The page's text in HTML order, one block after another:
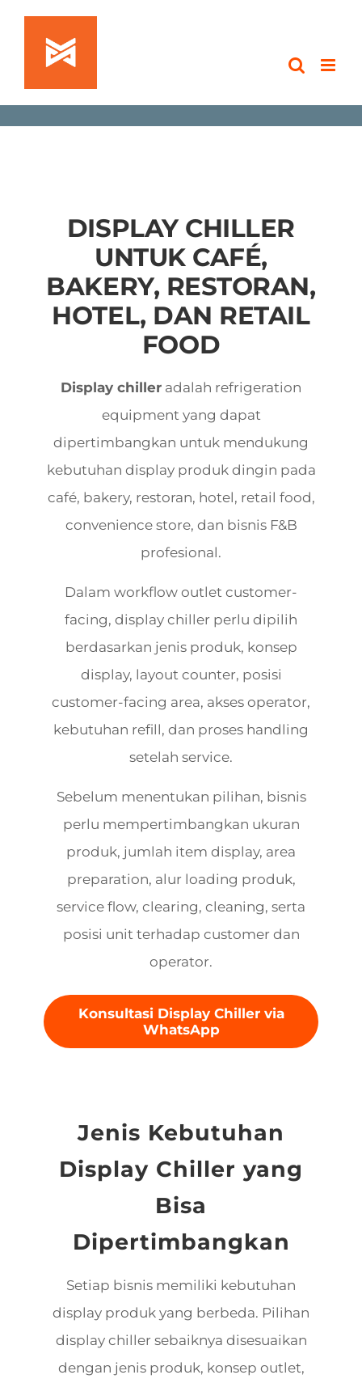
Skip
content
DISPLAY CHILLER
UNTUK CAFÉ,
BAKERY, RESTORAN,
HOTEL, DAN RETAIL
FOOD
Display chiller adalah refrigeration
equipment yang dapat
dipertimbangkan untuk mendukung
kebutuhan display produk dingin pada
café, bakery, restoran, hotel, retail food,
convenience store, dan bisnis F&B
profesional.
Dalam workflow outlet customer-
facing, display chiller perlu dipilih
berdasarkan jenis produk, konsep
display, layout counter, posisi
customer-facing area, akses operator,
kebutuhan refill, dan proses handling
setelah service.
Sebelum menentukan pilihan, bisnis
perlu mempertimbangkan ukuran
produk, jumlah item display, area
preparation, alur loading produk,
service flow, clearing, cleaning, serta
posisi unit terhadap customer dan
operator.
Konsultasi Display Chiller via
WhatsApp
Jenis Kebutuhan
Display Chiller yang
Bisa
Dipertimbangkan
Setiap bisnis memiliki kebutuhan
display produk yang berbeda. Pilihan
display chiller sebaiknya disesuaikan
dengan jenis produk, konsep outlet,